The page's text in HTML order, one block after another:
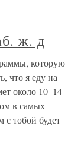
ж. д
которую
что я еду на
около 10–14
в самых
с тобой будет